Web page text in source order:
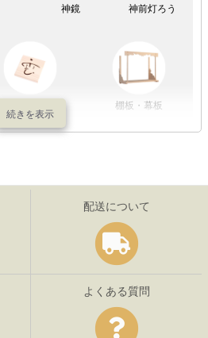
神鏡 神前灯ろう
棚板・幕板
配送について
よくある質問